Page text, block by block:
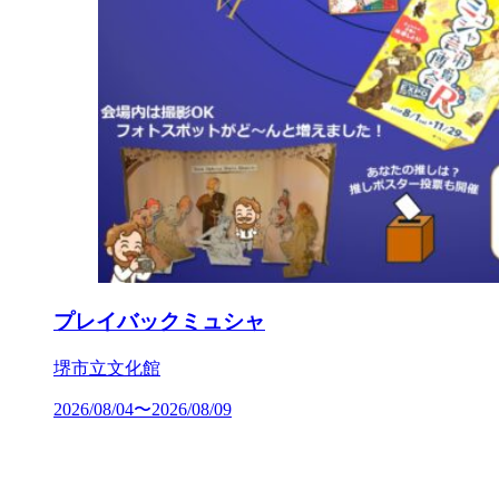
プレイバックミュシャ
堺市立文化館
2026/08/04〜2026/08/09